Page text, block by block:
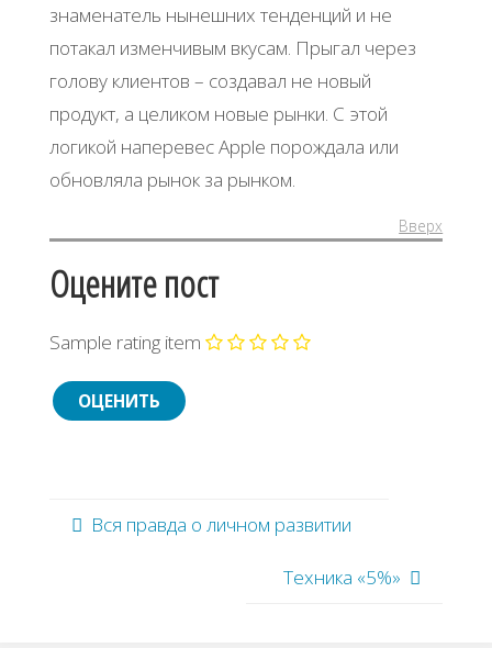
знаменатель нынешних тенденций и не
потакал изменчивым вкусам. Прыгал через
голову клиентов – создавал не новый
продукт, а целиком новые рынки. С этой
логикой наперевес Apple порождала или
обновляла рынок за рынком.
Вверх
Оцените пост
Sample rating item
Вся правда о личном развитии
Техника «5%»